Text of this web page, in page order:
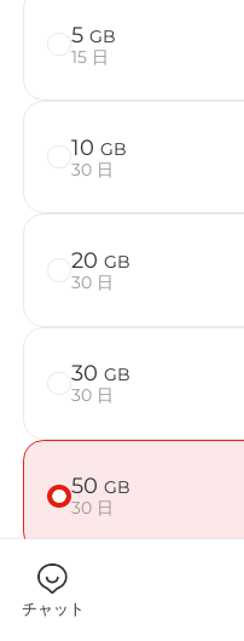
目的
eSIM
デー
5 GB
15 日
10 GB
30 日
20 GB
30 日
30 GB
30 日
50 GB
30 日
チャット